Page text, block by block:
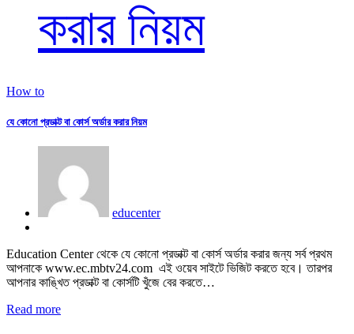
করার নিয়ম
How to
যে কোনো প্রডাক্ট বা কোর্স অর্ডার করার নিয়ম
educenter
Education Center থেকে যে কোনো প্রডাক্ট বা কোর্স অর্ডার করার জন্য সর্ব প্রথম
আপনাকে www.ec.mbtv24.com এই ওয়েব সাইটে ভিজিট করতে হবে। তারপর
আপনার কাঙ্খিত প্রডাক্ট বা কোর্সটি খুঁজে বের করতে…
Read more